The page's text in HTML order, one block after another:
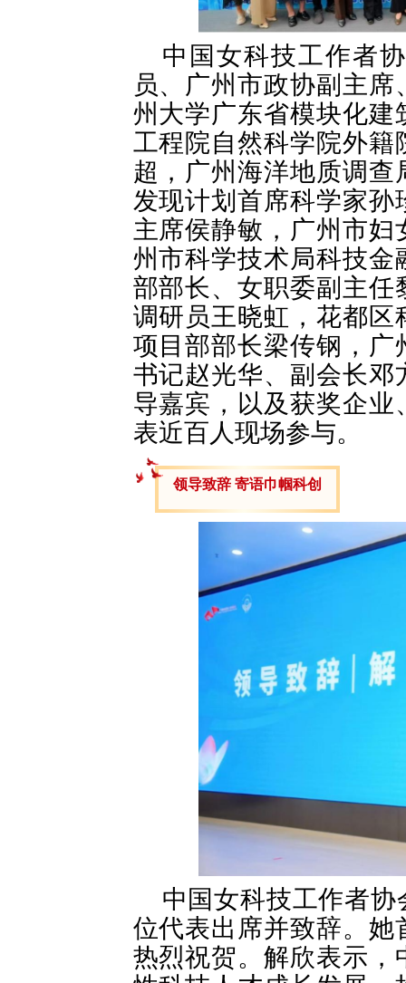
中国女科技工作者
员、广州市政协副主
州大学广东省模块化
工程院自然科学院外
超，广州海洋地质调
发现计划首席科学家孙
主席侯静敏，广州市
州市科学技术局科技
部部长、女职委副主
调研员王晓虹，花都
项目部部长梁传钢，
书记赵光华、副会长
导嘉宾，以及获奖企
表近百人现场参与。
领导致辞 寄语巾帼科创
中国女科技工作者
位代表出席并致辞。
热烈祝贺。解欣表示